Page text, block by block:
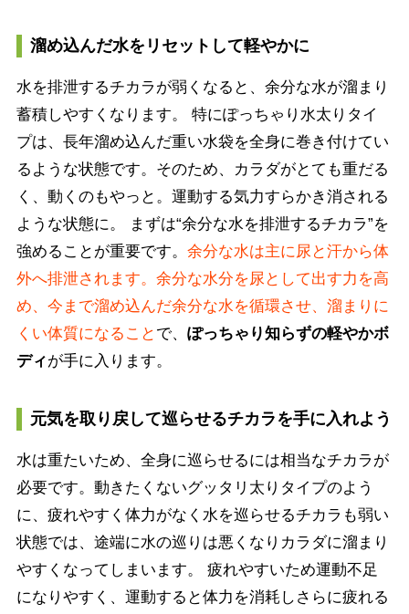
溜め込んだ水をリセットして軽やかに
水を排泄するチカラが弱くなると、余分な水が溜まり
蓄積しやすくなります。 特にぽっちゃり水太りタイ
プは、長年溜め込んだ重い水袋を全身に巻き付けてい
るような状態です。そのため、カラダがとても重だる
く、動くのもやっと。運動する気力すらかき消される
ような状態に。 まずは“余分な水を排泄するチカラ”を
強めることが重要です。 余分な水は主に尿と汗から体
外へ排泄されます。余分な水分を尿として出す力を高
め、今まで溜め込んだ余分な水を循環させ、溜まりに
くい体質になること で、 ぽっちゃり知らずの軽やかボ
ディが手に入ります。
元気を取り戻して巡らせるチカラを手に入れよう
水は重たいため、全身に巡らせるには相当なチカラが
必要です。動きたくないグッタリ太りタイプのよう
に、疲れやすく体力がなく水を巡らせるチカラも弱い
状態では、途端に水の巡りは悪くなりカラダに溜まり
やすくなってしまいます。 疲れやすいため運動不足
になりやすく、運動すると体力を消耗しさらに疲れる